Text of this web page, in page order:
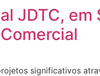
JDTC,
significativos